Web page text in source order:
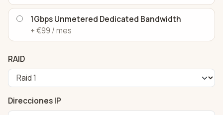
1Gbps Unmetered Dedicated Bandwidth
+ €99 / mes
RAID
Direcciones IP